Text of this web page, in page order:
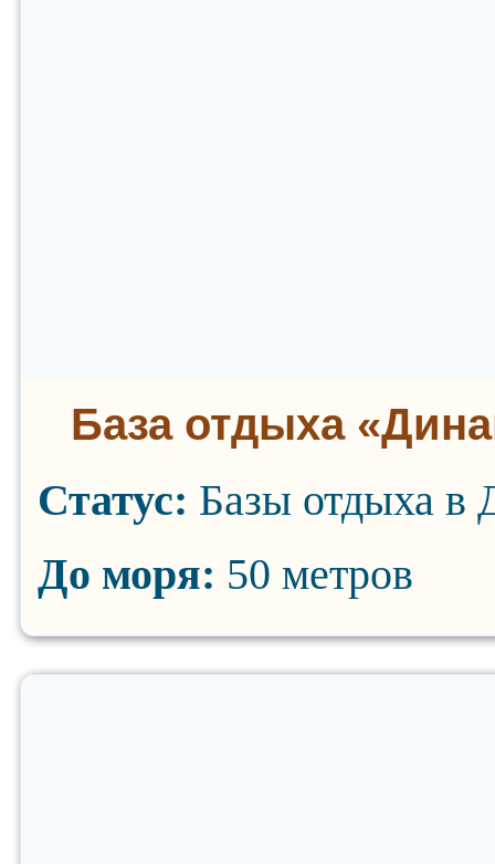
База отдыха
Статус: Базы отдыха в
До моря: 50 метров